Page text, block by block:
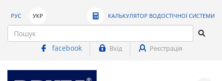
РУС УКР КАЛЬКУЛЯТОР ВОДОСТІЧНОЇ СИСТЕМИ
facebook Вхід Реєстрація